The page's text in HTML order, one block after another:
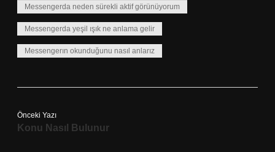
Messengerda neden sürekli aktif görünüyorum
Messengerda yeşil ışık ne anlama gelir
Messengerın okunduğunu nasıl anlarız
Önceki Yazı
Konu Nasıl Bulunur